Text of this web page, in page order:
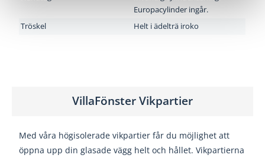
Europacylinder ingår.
Tröskel
Helt i ädelträ iroko
VillaFönster Vikpartier
Med våra högisolerade vikpartier får du möjlighet att
öppna upp din glasade vägg helt och hållet. Vikpartierna